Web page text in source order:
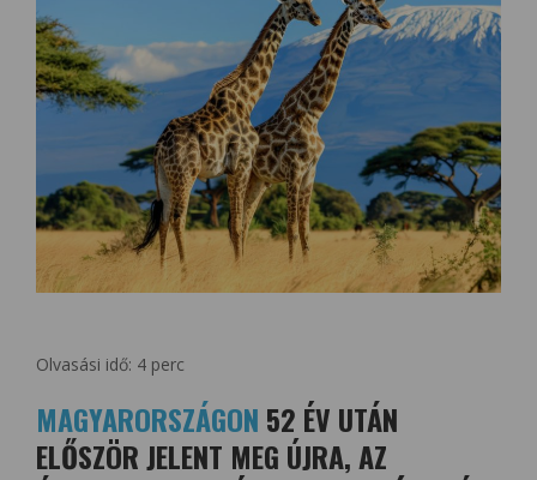
Olvasási idő: 4 perc
MAGYARORSZÁGON 52 ÉV UTÁN
ELŐSZÖR JELENT MEG ÚJRA, AZ